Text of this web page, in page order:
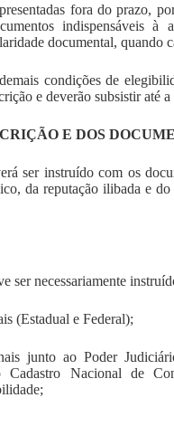
fora do prazo,
indispensáveis à
documental, quando
condições de
e deverão subsistir até
E DOS
ser instruído com os
da reputação ilibada e
ser necessariamente
(Estadual e Federal);
junto ao Poder
Nacional de